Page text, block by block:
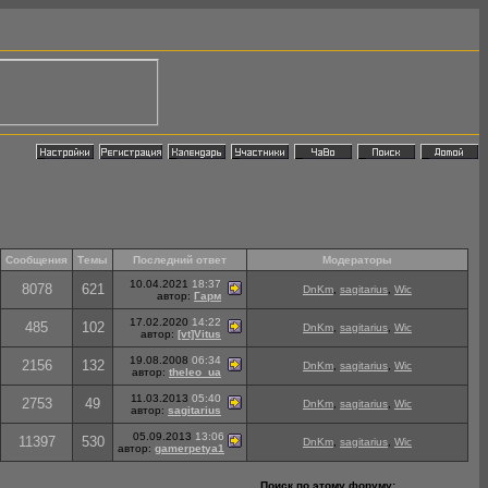
Сообщения Темы Последний ответ Модераторы
8078 621 10.04.2021 18:37
автор: Гарм
DnKm sagitarius Wic
485 102 17.02.2020 14:22
автор: [vt]Vitus
DnKm sagitarius Wic
2156 132 19.08.2008 06:34
автор: theleo_ua
DnKm sagitarius Wic
2753 49 11.03.2013 05:40
автор: sagitarius
DnKm sagitarius Wic
11397 530 05.09.2013 13:06
автор: gamerpetya1
DnKm sagitarius Wic
Поиск по этому форуму: